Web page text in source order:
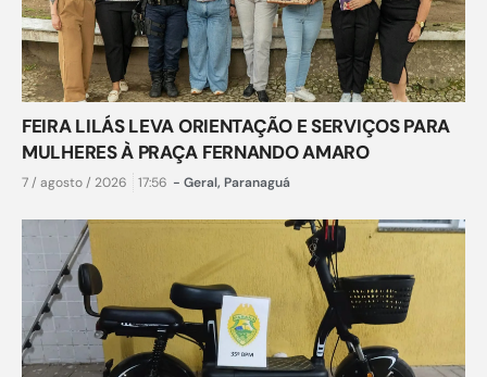
FEIRA LILÁS LEVA ORIENTAÇÃO E SERVIÇOS PARA
MULHERES À PRAÇA FERNANDO AMARO
7 / agosto / 2026 17:56 - Geral, Paranaguá